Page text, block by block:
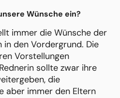
Wünsche ein?
immer die Wünsche der
in den Vordergrund. Die
Vorstellungen
sollte zwar ihre
die
aber immer den Eltern